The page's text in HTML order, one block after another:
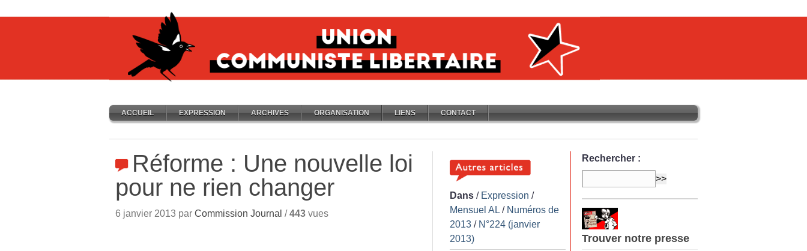
ACCUEIL EXPRESSION ARCHIVES ORGANISATION LIENS CONTACT
Réforme : Une nouvelle loi
pour ne rien changer
6 janvier 2013 par Commission Journal /443 vues
Dans / Expression /
Mensuel AL / Numéros de
2013 / N°224 (janvier
2013)
Rechercher :
Trouver notre presse